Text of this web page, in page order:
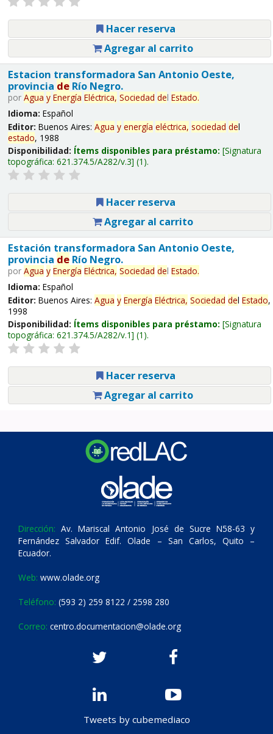
Hacer reserva
Agregar al carrito
Estacion transformadora San Antonio Oeste,
provincia deRío Negro.
por Agua y Energía Eléctrica, Sociedad del Estado.
Idioma: Español
Editor: Buenos Aires: Agua y energía eléctrica, sociedad del
estado, 1988
Disponibilidad: Ítems disponibles para préstamo: Signatura
topográfica: 621.374.5/A282/v.3 (1).
Hacer reserva
Agregar al carrito
Estación transformadora San Antonio Oeste,
provincia deRío Negro.
por Agua y Energía Eléctrica, Sociedad del Estado.
Idioma: Español
Editor: Buenos Aires: Agua y Energía Eléctrica, Sociedad del Estado,
1998
Disponibilidad: Ítems disponibles para préstamo: Signatura
topográfica: 621.374.5/A282/v.1 (1).
Hacer reserva
Agregar al carrito
Dirección: Av. Mariscal Antonio José de Sucre N58-63 y
Fernández Salvador Edif. Olade – San Carlos, Quito –
Ecuador.
Web: www.olade.org
Teléfono: (593 2) 259 8122 / 2598 280
Correo: centro.documentacion@olade.org
Tweets by cubemediaco